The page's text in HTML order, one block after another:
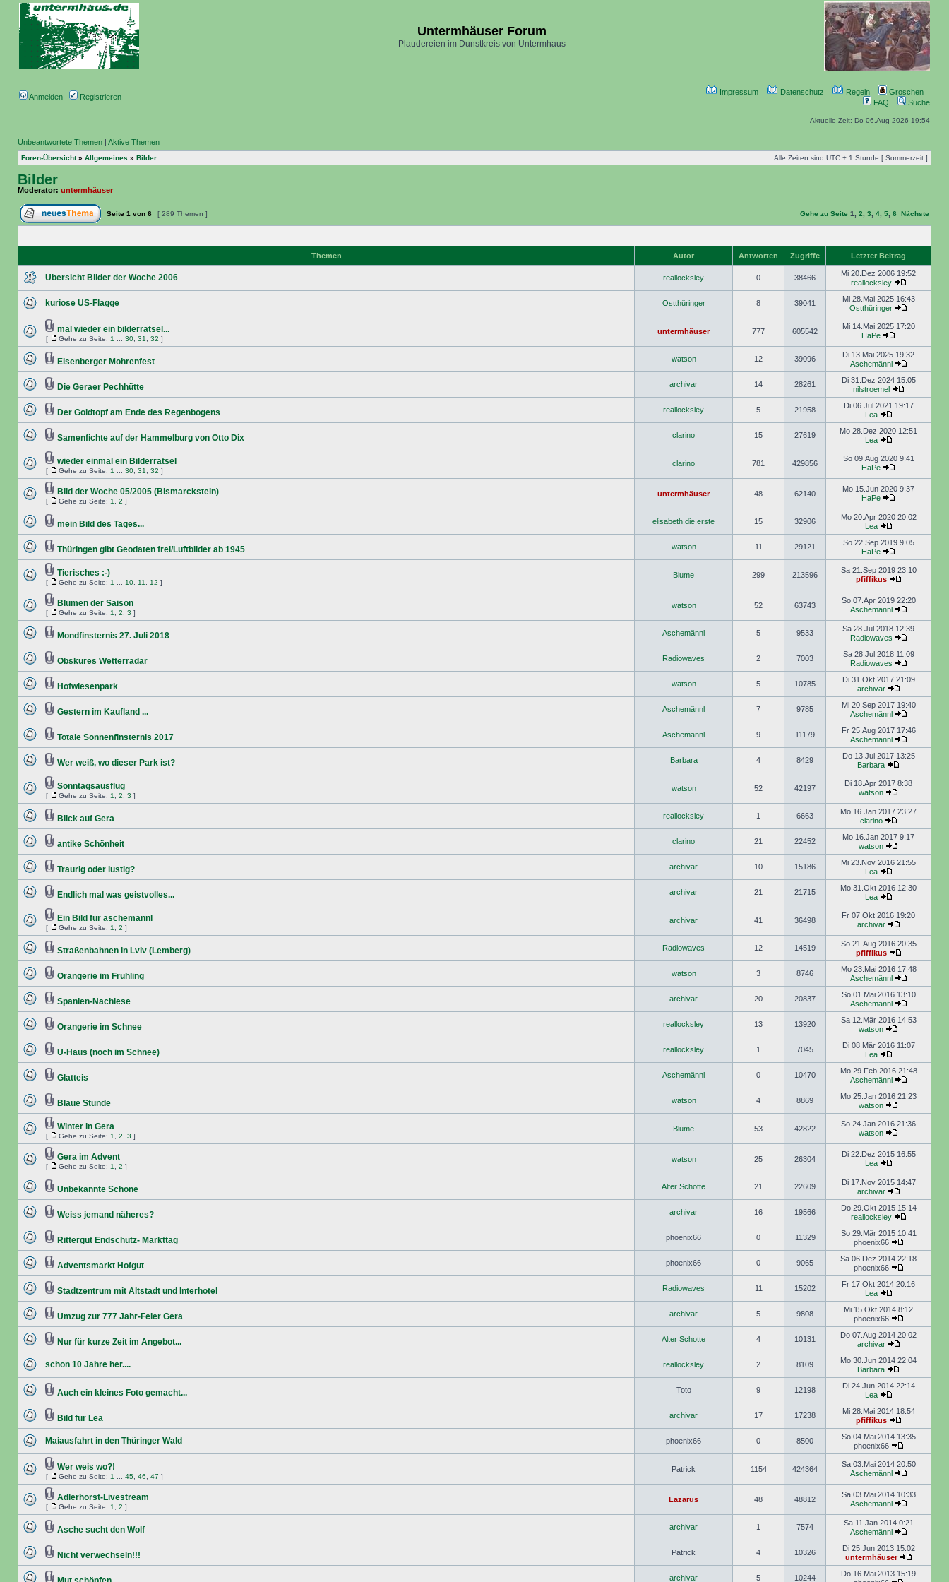
Untermhäuser Forum
Plaudereien im Dunstkreis von Untermhaus
Anmelden Registrieren
Impressum Datenschutz Regeln
Groschen
FAQ
Suche
Aktuelle Zeit: Do 06.Aug 2026 19:54
Unbeantwortete Themen | Aktive Themen
Foren-Übersicht» Allgemeines » Bilder Alle Zeiten sind UTC + 1 Stunde [ Sommerzeit ]
Bilder
Moderator: untermhäuser
Seite 1 von 6 [ 289 Themen ] Gehe zu Seite 1 2 3 4 5 6 Nächste
Themen Autor Antworten Zugriffe Letzter Beitrag
Übersicht Bilder der Woche 2006 reallocksley 0 38466
Mi 20.Dez 2006 19:52
reallocksley
kuriose US-Flagge Ostthüringer 8 39041
Mi 28.Mai 2025 16:43
Ostthüringer
mal wieder ein bilderrätsel...
[ Gehe zu Seite: 1 30 31 32 ]
untermhäuser 777 605542
Mi 14.Mai 2025 17:20
HaPe
Eisenberger Mohrenfest watson 12 39096
Di 13.Mai 2025 19:32
Aschemännl
Die Geraer Pechhütte archivar 14 28261
Di 31.Dez 2024 15:05
nilstroemel
Der Goldtopf am Ende des Regenbogens reallocksley 5 21958
Di 06.Jul 2021 19:17
Lea
Samenfichte auf der Hammelburg von Otto Dix clarino 15 27619
Mo 28.Dez 2020 12:51
Lea
wieder einmal ein Bilderrätsel
[ Gehe zu Seite: 1 30 31 32 ]
clarino 781 429856
So 09.Aug 2020 9:41
HaPe
Bild der Woche 05/2005 (Bismarckstein)
[ Gehe zu Seite: 1 2 ]
untermhäuser 48 62140
Mo 15.Jun 2020 9:37
HaPe
mein Bild des Tages... elisabeth.die.erste 15 32906
Mo 20.Apr 2020 20:02
Lea
Thüringen gibt Geodaten frei/Luftbilder ab 1945 watson 11 29121
So 22.Sep 2019 9:05
HaPe
Tierisches :-)
[ Gehe zu Seite: 1 10 11 12 ]
Blume 299 213596
Sa 21.Sep 2019 23:10
pfiffikus
Blumen der Saison
[ Gehe zu Seite: 1 2 3 ]
watson 52 63743
So 07.Apr 2019 22:20
Aschemännl
Mondfinsternis 27. Juli 2018 Aschemännl 5 9533
Sa 28.Jul 2018 12:39
Radiowaves
Obskures Wetterradar Radiowaves 2 7003
Sa 28.Jul 2018 11:09
Radiowaves
Hofwiesenpark watson 5 10785
Di 31.Okt 2017 21:09
archivar
Gestern im Kaufland ... Aschemännl 7 9785
Mi 20.Sep 2017 19:40
Aschemännl
Totale Sonnenfinsternis 2017 Aschemännl 9 11179
Fr 25.Aug 2017 17:46
Aschemännl
Wer weiß, wo dieser Park ist? Barbara 4 8429
Do 13.Jul 2017 13:25
Barbara
Sonntagsausflug
[ Gehe zu Seite: 1 2 3 ]
watson 52 42197
Di 18.Apr 2017 8:38
watson
Blick auf Gera reallocksley 1 6663
Mo 16.Jan 2017 23:27
clarino
antike Schönheit clarino 21 22452
Mo 16.Jan 2017 9:17
watson
Traurig oder lustig? archivar 10 15186
Mi 23.Nov 2016 21:55
Lea
Endlich mal was geistvolles... archivar 21 21715
Mo 31.Okt 2016 12:30
Lea
Ein Bild für aschemännl
[ Gehe zu Seite: 1 2 ]
archivar 41 36498
Fr 07.Okt 2016 19:20
archivar
Straßenbahnen in Lviv (Lemberg) Radiowaves 12 14519
So 21.Aug 2016 20:35
pfiffikus
Orangerie im Frühling watson 3 8746
Mo 23.Mai 2016 17:48
Aschemännl
Spanien-Nachlese archivar 20 20837
So 01.Mai 2016 13:10
Aschemännl
Orangerie im Schnee reallocksley 13 13920
Sa 12.Mär 2016 14:53
watson
U-Haus (noch im Schnee) reallocksley 1 7045
Di 08.Mär 2016 11:07
Lea
Glatteis Aschemännl 0 10470
Mo 29.Feb 2016 21:48
Aschemännl
Blaue Stunde watson 4 8869
Mo 25.Jan 2016 21:23
watson
Winter in Gera
[ Gehe zu Seite: 1 2 3 ]
Blume 53 42822
So 24.Jan 2016 21:36
watson
Gera im Advent
[ Gehe zu Seite: 1 2 ]
watson 25 26304
Di 22.Dez 2015 16:55
Lea
Unbekannte Schöne Alter Schotte 21 22609
Di 17.Nov 2015 14:47
archivar
Weiss jemand näheres? archivar 16 19566
Do 29.Okt 2015 15:14
reallocksley
Rittergut Endschütz- Markttag phoenix66 0 11329
So 29.Mär 2015 10:41
phoenix66
Adventsmarkt Hofgut phoenix66 0 9065
Sa 06.Dez 2014 22:18
phoenix66
Stadtzentrum mit Altstadt und Interhotel Radiowaves 11 15202
Fr 17.Okt 2014 20:16
Lea
Umzug zur 777 Jahr-Feier Gera archivar 5 9808
Mi 15.Okt 2014 8:12
phoenix66
Nur für kurze Zeit im Angebot... Alter Schotte 4 10131
Do 07.Aug 2014 20:02
archivar
schon 10 Jahre her.... reallocksley 2 8109
Mo 30.Jun 2014 22:04
Barbara
Auch ein kleines Foto gemacht... Toto 9 12198
Di 24.Jun 2014 22:14
Lea
Bild für Lea archivar 17 17238
Mi 28.Mai 2014 18:54
pfiffikus
Maiausfahrt in den Thüringer Wald phoenix66 0 8500
So 04.Mai 2014 13:35
phoenix66
Wer weis wo?!
[ Gehe zu Seite: 1 45 46 47 ]
Patrick 1154 424364
Sa 03.Mai 2014 20:50
Aschemännl
Adlerhorst-Livestream
[ Gehe zu Seite: 1 2 ]
Lazarus 48 48812
Sa 03.Mai 2014 10:33
Aschemännl
Asche sucht den Wolf archivar 1 7574
Sa 11.Jan 2014 0:21
Aschemännl
Nicht verwechseln!!! Patrick 4 10326
Di 25.Jun 2013 15:02
untermhäuser
archivar 5 10244
Do 16.Mai 2013 15:19